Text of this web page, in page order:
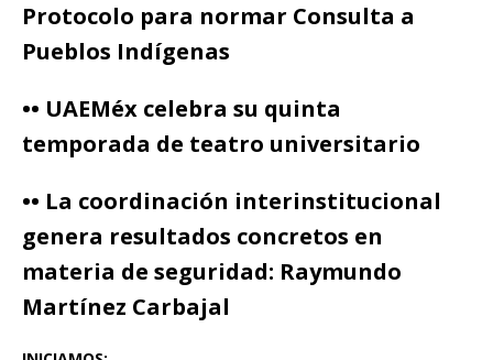
Protocolo para normar Consulta a
Pueblos Indígenas
•• UAEMéx celebra su quinta
temporada de teatro universitario
•• La coordinación interinstitucional
genera resultados concretos en
materia de seguridad: Raymundo
Martínez Carbajal